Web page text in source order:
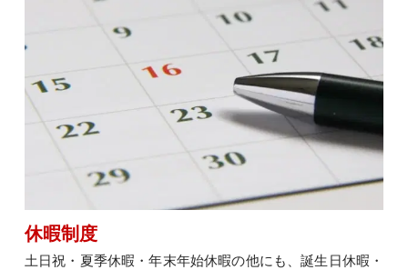
休暇制度
土日祝・夏季休暇・年末年始休暇の他にも、誕生日休暇・